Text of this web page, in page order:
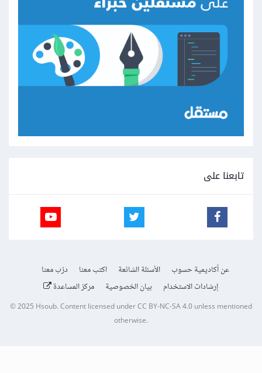
تابعنا على
عن أكاديمية حسوب الأسئلة الشائعة اكتب معنا
درّب معنا
إرشادات الاستخدام
بيان الخصوصية مركز المساعدة
© 2025 Hsoub.Content licensed underCC BY-NC-SA 4.0unless mentioned
otherwise.